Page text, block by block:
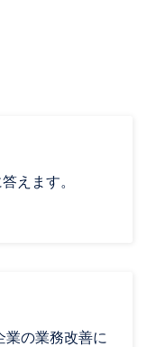
えます。
業の業務改善に